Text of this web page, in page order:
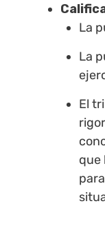
La
La
El
que